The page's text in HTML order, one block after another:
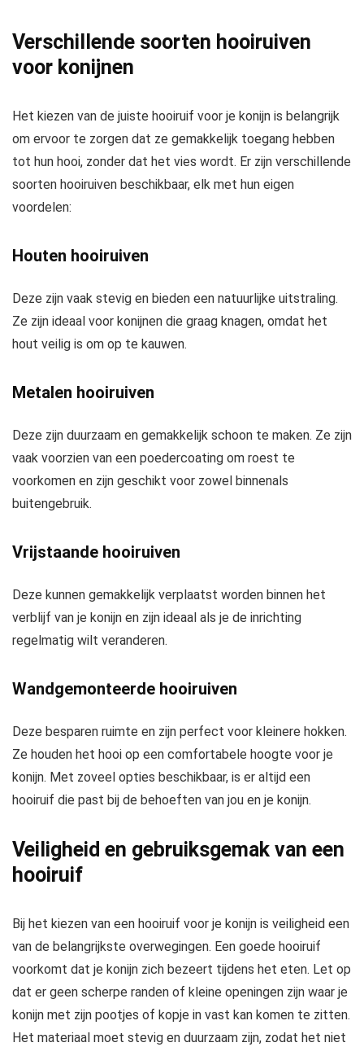
Verschillende soorten hooiruiven
voor konijnen
Het kiezen van de juiste hooiruif voor je konijn is belangrijk
om ervoor te zorgen dat ze gemakkelijk toegang hebben
tot hun hooi, zonder dat het vies wordt. Er zijn verschillende
soorten hooiruiven beschikbaar, elk met hun eigen
voordelen:
Houten hooiruiven
Deze zijn vaak stevig en bieden een natuurlijke uitstraling.
Ze zijn ideaal voor konijnen die graag knagen, omdat het
hout veilig is om op te kauwen.
Metalen hooiruiven
Deze zijn duurzaam en gemakkelijk schoon te maken. Ze zijn
vaak voorzien van een poedercoating om roest te
voorkomen en zijn geschikt voor zowel binnenals
buitengebruik.
Vrijstaande hooiruiven
Deze kunnen gemakkelijk verplaatst worden binnen het
verblijf van je konijn en zijn ideaal als je de inrichting
regelmatig wilt veranderen.
Wandgemonteerde hooiruiven
Deze besparen ruimte en zijn perfect voor kleinere hokken.
Ze houden het hooi op een comfortabele hoogte voor je
konijn. Met zoveel opties beschikbaar, is er altijd een
hooiruif die past bij de behoeften van jou en je konijn.
Veiligheid en gebruiksgemak van een
hooiruif
Bij het kiezen van een hooiruif voor je konijn is veiligheid een
van de belangrijkste overwegingen. Een goede hooiruif
voorkomt dat je konijn zich bezeert tijdens het eten. Let op
dat er geen scherpe randen of kleine openingen zijn waar je
konijn met zijn pootjes of kopje in vast kan komen te zitten.
Het materiaal moet stevig en duurzaam zijn, zodat het niet